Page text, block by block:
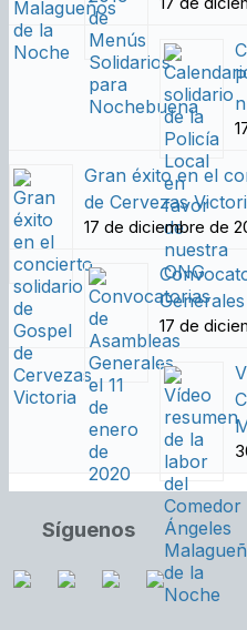
Gran éxito en el
de Cervezas
17 de diciembre de
17 de
Síguenos